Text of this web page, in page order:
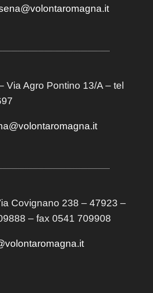
Via Agro Pontino 13/A– tel
Covignano 238 – 47923 –
– fax 0541 709908